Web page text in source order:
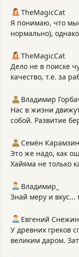
TheMagicCat
Я понимаю, что
нормально),
TheMagicCat
Дело не в поиске
качество, т.е. за
Владимир
Нас в жизни
собой. Развитие
Семён Карамзин
Это же надо, как
Хайяма не только
Владимир_
Знай меру и вкус...
Евгений
У древних греков
великим даром.